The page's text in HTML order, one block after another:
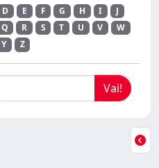
D E F G H I
J
Q R S T U V
W
Y Z